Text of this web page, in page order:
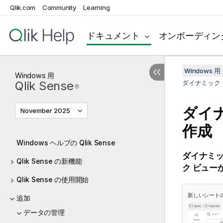
Qlik.com Community Learning
ドキュメント オンボーディン
Windows 用
Qlik Sense ®
November 2025
Windows ヘルプの Qlik Sense
Qlik Sense の新機能
Qlik Sense の使用開始
追加
データの管理
Windows 用
ダイナミック
ダイ
作成
ダイナミ
ク ビュー
新しいシート